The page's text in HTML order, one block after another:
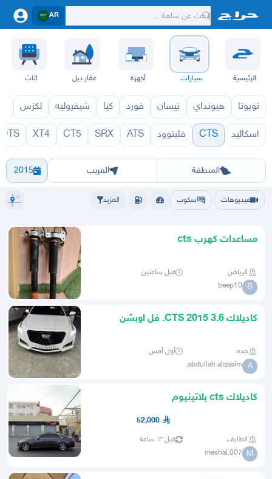
AR
الرئيسية سيارات أجهزة عقار ديل اثاث
تويوتا هيونداي نيسان فورد كيا شيفروليه لكزس
اسكاليد CTS فليتوود ATS
SRX
CT5
XT4
DTS
المنطقة
الرياض الشرقيهجده الطايف حائلأبها عسيرالباحة
القريب 2015
CTS 1970
فيديوهات سكوب المزيد
مساعدات كهرب cts
الرياض قبل ساعتين
B
beep10
كاديلاك CTS 2015 3.6. فل اوبشن
جده أول أمس
A
abdullah alqasim.
كاديلاك cts بلاتينيوم
52,000
الطايف قبل ١٣ ساعة
M
meshal.007